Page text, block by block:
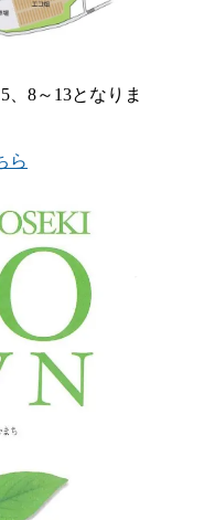
8～13となりま
ら